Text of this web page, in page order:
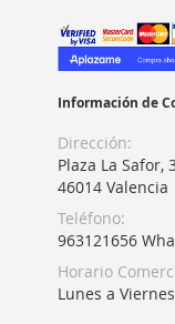
Información de
Dirección:
Plaza La Safor,
46014 Valencia
Teléfono:
963121656
Horario
Lunes a